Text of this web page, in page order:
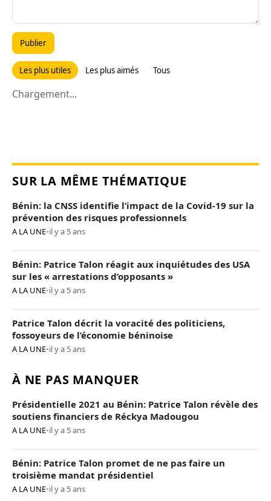
Publier
Les plus utiles Les plus aimés Tous
Chargement...
SUR LA MÊME THÉMATIQUE
Bénin: la CNSS identifie l’impact de la Covid-19 sur la
prévention des risques professionnels
A LA UNE•il y a 5 ans
Bénin: Patrice Talon réagit aux inquiétudes des USA
sur les « arrestations d’opposants »
A LA UNE•il y a 5 ans
Patrice Talon décrit la voracité des politiciens,
fossoyeurs de l’économie béninoise
A LA UNE•il y a 5 ans
À NE PAS MANQUER
Présidentielle 2021 au Bénin: Patrice Talon révèle des
soutiens financiers de Réckya Madougou
A LA UNE•il y a 5 ans
Bénin: Patrice Talon promet de ne pas faire un
troisième mandat présidentiel
A LA UNE•il y a 5 ans